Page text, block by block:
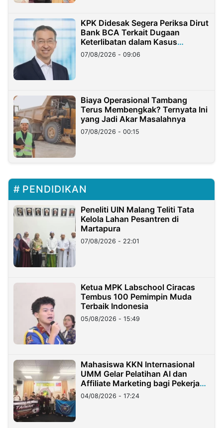
KPK Didesak Segera Periksa Dirut
Bank BCA Terkait Dugaan
Keterlibatan dalam Kasus
Hilangnya Dana Nasabah Rp2,58
Miliar
07/08/2026 - 09:06
Biaya Operasional Tambang
Terus Membengkak? Ternyata Ini
yang Jadi Akar Masalahnya
07/08/2026 - 00:15
PENDIDIKAN
Peneliti UIN Malang Teliti Tata
Kelola Lahan Pesantren di
Martapura
07/08/2026 - 22:01
Ketua MPK Labschool Ciracas
Tembus 100 Pemimpin Muda
Terbaik Indonesia
05/08/2026 - 15:49
Mahasiswa KKN Internasional
UMM Gelar Pelatihan AI dan
Affiliate Marketing bagi Pekerja
Migran Indonesia di Taiwan
04/08/2026 - 17:24